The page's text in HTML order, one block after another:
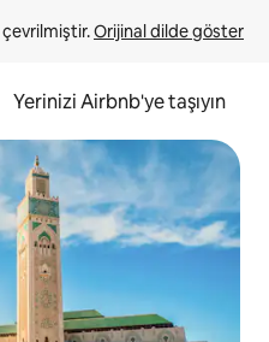
Orijinal dilde göster
Yerinizi Airbnb'ye taşıyın